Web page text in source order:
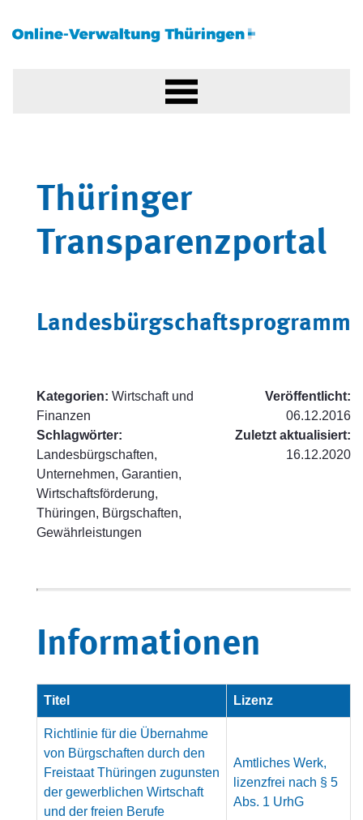
Thüringer
Transparenzportal
Landesbürgschaftsprogramm
Kategorien: Wirtschaft und
Finanzen
Schlagwörter:
Landesbürgschaften,
Unternehmen, Garantien,
Wirtschaftsförderung,
Thüringen, Bürgschaften,
Gewährleistungen
Veröffentlicht:
06.12.2016
Zuletzt aktualisiert:
16.12.2020
Informationen
Titel Lizenz
Richtlinie für die Übernahme
von Bürgschaften durch den
Freistaat Thüringen zugunsten
der gewerblichen Wirtschaft
und der freien Berufe
Amtliches Werk,
lizenzfrei nach § 5
Abs. 1 UrhG